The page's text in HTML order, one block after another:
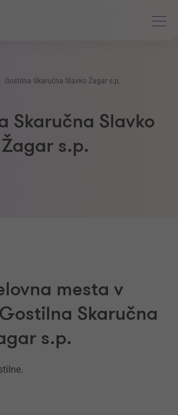
Gostilna Skaručna Slavko Žagar s.p.
Skaručna Slavko
Žagar s.p.
mesta v
Skaručna
s.p.